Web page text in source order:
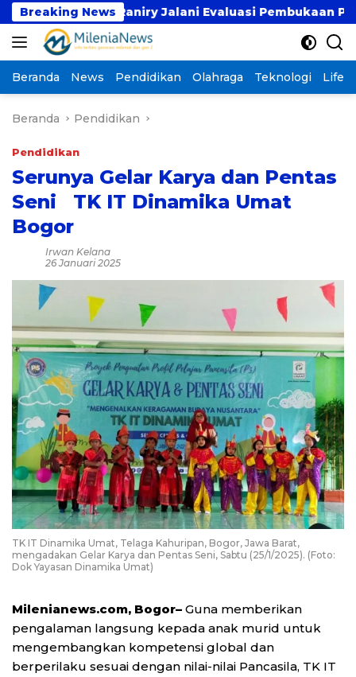
Langsung
ke
konten
Breaking News
Jalani Evaluasi Pembukaan Prodi Kedokteran,
Beranda News Pendidikan Olahraga Teknologi
Beranda Pendidikan
Pendidikan
Serunya Gelar Karya dan Pentas
Seni TK IT Dinamika Umat
Bogor
Irwan Kelana
26 Januari 2025
TK IT Dinamika Umat, Telaga Kahuripan, Bogor, Jawa Barat,
mengadakan Gelar Karya dan Pentas Seni, Sabtu (25/1/2025). (Foto:
Dok Yayasan Dinamika Umat)
Milenianews.com, Bogor– Guna memberikan
pengalaman langsung kepada anak murid untuk
mengembangkan kompetensi global dan
berperilaku sesuai dengan nilai-nilai Pancasila, TK IT